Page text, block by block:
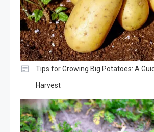
Tips for Growing Big Potatoes: A
Harvest